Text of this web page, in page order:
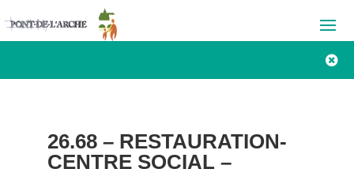

26.68 – RESTAURATION-
CENTRE SOCIAL –